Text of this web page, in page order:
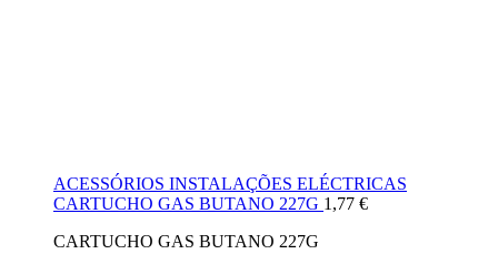
ACESSÓRIOS INSTALAÇÕES ELÉCTRICAS
CARTUCHO GAS BUTANO 227G 1,77 €
CARTUCHO GAS BUTANO 227G